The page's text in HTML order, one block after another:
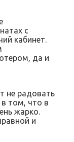
с
кабинет.
да и
не радовать
том, что в
жарко.
и